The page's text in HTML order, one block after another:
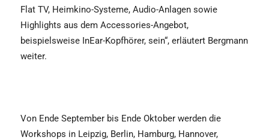
Flat TV, Heimkino-Systeme, Audio-Anlagen sowie
Highlights aus dem Accessories-Angebot,
beispielsweise InEar-Kopfhörer, sein“, erläutert Bergmann
weiter.
Von Ende September bis Ende Oktober werden die
Workshops in Leipzig, Berlin, Hamburg, Hannover,